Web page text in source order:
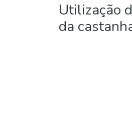
Utilização
da